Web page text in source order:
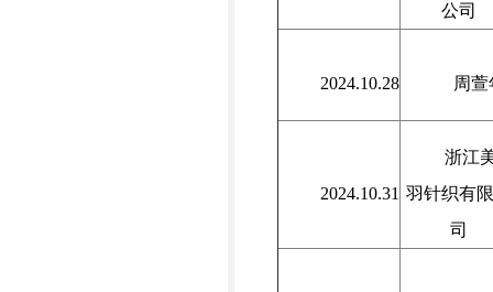
公司
2024.10.28 周萱
2024.10.31
浙江
羽针织有
司